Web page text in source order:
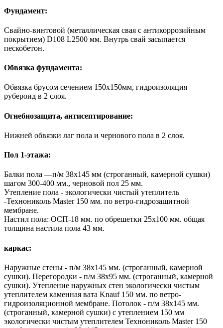
Фундамент:
Свайно-винтовой (металлическая свая с антикоррозийным
покрытием) D108 L2500 мм. Внутрь свай засыпается
пескобетон.
Обвязка фундамента:
Обвязка брусом сечением 150х150мм, гидроизоляция
рубероид в 2 слоя.
Огнебиозащита, антисептирование:
Нижней обвязки лаг пола и чернового пола в 2 слоя.
Пол 1-этажа:
Балки пола —п/м 38х145 мм (строганный, камерной сушки)
шагом 300-400 мм., черновой пол 25 мм.
Утепление пола - экологически чистый утеплитель
-Технониколь Master 150 мм. по ветро-гидрозащитной
мембране.
Настил пола: ОСП-18 мм. по обрешетки 25х100 мм. общая
толщина настила пола 43 мм.
каркас:
Наружные стены - п/м 38х145 мм. (строганный, камерной
сушки). Перегородки - п/м 38х95 мм. (строганный, камерной
сушки). Утепление наружных стен экологически чистым
утеплителем каменная вата Knauf 150 мм. по ветро-
гидроизоляционной мембране. Потолок - п/м 38х145 мм.
(строганный, камерной сушки) с утеплением 150 мм
экологически чистым утеплителем Технониколь Master 150